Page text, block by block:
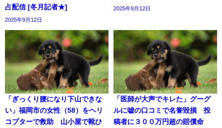
占配信 [冬月記者★]
2025年9月12日
2025年9月12日
「ぎっくり腰になり下山できな
い」福岡市の女性（58）をヘリ
コプターで救助 山小屋で靴ひ
「医師が大声でキレた」グーグ
ルに嘘の口コミで名誉毀損 投
稿者に３００万円超の賠償命